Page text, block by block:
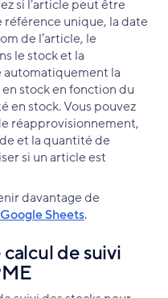
si l’article peut être
unique, la date
de l’article, le
le stock et la
automatiquement la
stock en fonction du
en stock. Vous pouvez
réapprovisionnement,
et la quantité de
si un article est
davantage de
Sheets.
de suivi